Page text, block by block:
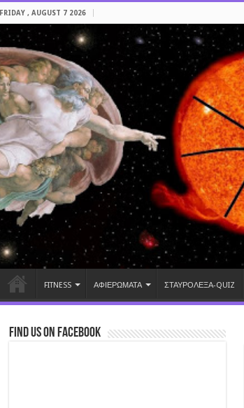
FRIDAY , AUGUST 7 2026
FITNESS ΑΦΙΕΡΩΜΑΤΑ ΣΤΑΥΡΟΛΕΞΑ-QUIZ
Find us on Facebook